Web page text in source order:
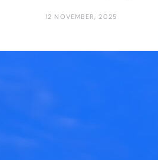
12 NOVEMBER, 2025